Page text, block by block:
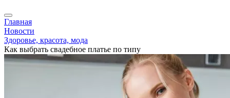
Главная
Новости
Здоровье, красота, мода
Как выбрать свадебное платье по типу